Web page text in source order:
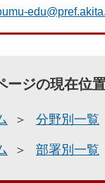
ージの現在位
分野別一覧
部署別一覧